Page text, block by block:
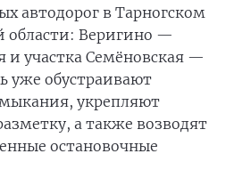
автодорог в Тарногском
области: Веригино —
участка Семёновская —
уже обустраивают
укрепляют
а также возводят
остановочные